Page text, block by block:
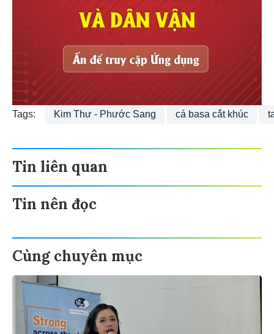
Tags: Kim Thư - Phước Sang cá basa cắt khúc
Tin liên quan
Tin nên đọc
Cùng chuyên mục